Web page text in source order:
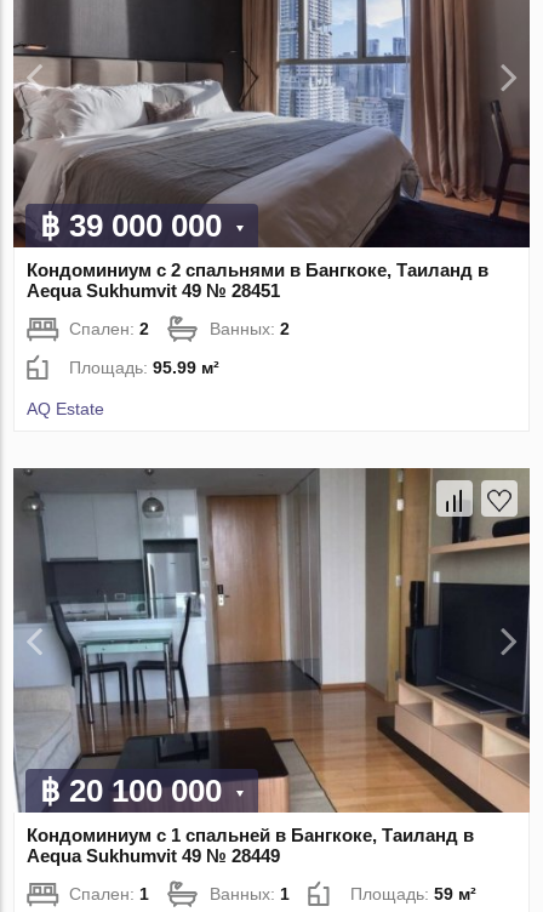
฿ 39 000 000
Кондоминиум с 2 спальнями в Бангкоке, Таиланд в
Aequa Sukhumvit 49 № 28451
Спален:2 Ванных:2
Площадь:95.99 м²
AQ Estate
฿ 20 100 000
Кондоминиум с 1 спальней в Бангкоке, Таиланд в
Aequa Sukhumvit 49 № 28449
Спален: 1 Ванных: 1 Площадь:59 м²